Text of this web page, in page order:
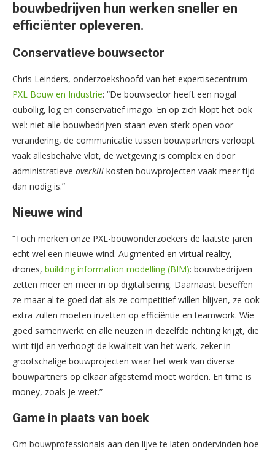
bouwbedrijven hun werken sneller en
efficiënter opleveren.
Conservatieve bouwsector
Chris Leinders, onderzoekshoofd van het expertisecentrum
PXL Bouw en Industrie: “De bouwsector heeft een nogal
oubollig, log en conservatief imago. En op zich klopt het ook
wel: niet alle bouwbedrijven staan even sterk open voor
verandering, de communicatie tussen bouwpartners verloopt
vaak allesbehalve vlot, de wetgeving is complex en door
administratieve overkill kosten bouwprojecten vaak meer tijd
dan nodig is.”
Nieuwe wind
“Toch merken onze PXL-bouwonderzoekers de laatste jaren
echt wel een nieuwe wind. Augmented en virtual reality,
drones, building information modelling (BIM): bouwbedrijven
zetten meer en meer in op digitalisering. Daarnaast beseffen
ze maar al te goed dat als ze competitief willen blijven, ze ook
extra zullen moeten inzetten op efficiëntie en teamwork. Wie
goed samenwerkt en alle neuzen in dezelfde richting krijgt, die
wint tijd en verhoogt de kwaliteit van het werk, zeker in
grootschalige bouwprojecten waar het werk van diverse
bouwpartners op elkaar afgestemd moet worden. En time is
money, zoals je weet.”
Game in plaats van boek
Om bouwprofessionals aan den lijve te laten ondervinden hoe